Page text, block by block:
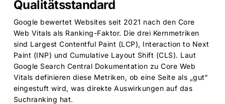
Qualitätsstandard
Google bewertet Websites seit 2021 nach den Core
Web Vitals als Ranking-Faktor. Die drei Kernmetriken
sind Largest Contentful Paint (LCP), Interaction to Next
Paint (INP) und Cumulative Layout Shift (CLS). Laut
Google Search Central Dokumentation zu Core Web
Vitals definieren diese Metriken, ob eine Seite als „gut“
eingestuft wird, was direkte Auswirkungen auf das
Suchranking hat.